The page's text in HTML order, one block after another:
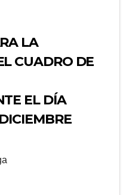
LA
CUADRO DE
EL DÍA